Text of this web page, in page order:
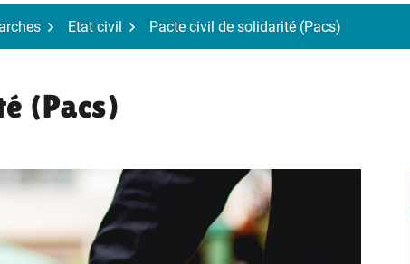
Etat civil Pacte civil de solidarité (Pacs)
(Pacs)